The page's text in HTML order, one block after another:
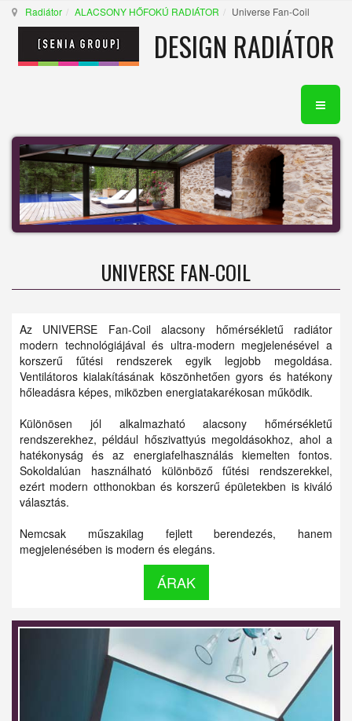
Radiátor ALACSONY HŐFOKÚ RADIÁTOR Universe Fan-Coil
DESIGN RADIÁTOR
UNIVERSE FAN-COIL
Az UNIVERSE Fan-Coil alacsony hőmérsékletű radiátor
modern technológiájával és ultra-modern megjelenésével a
korszerű fűtési rendszerek egyik legjobb megoldása.
Ventilátoros kialakításának köszönhetően gyors és hatékony
hőleadásra képes, miközben energiatakarékosan működik.
Különösen jól alkalmazható alacsony hőmérsékletű
rendszerekhez, például hőszivattyús megoldásokhoz, ahol a
hatékonyság és az energiafelhasználás kiemelten fontos.
Sokoldalúan használható különböző fűtési rendszerekkel,
ezért modern otthonokban és korszerű épületekben is kiváló
választás.
Nemcsak műszakilag fejlett berendezés, hanem
megjelenésében is modern és elegáns.
ÁRAK